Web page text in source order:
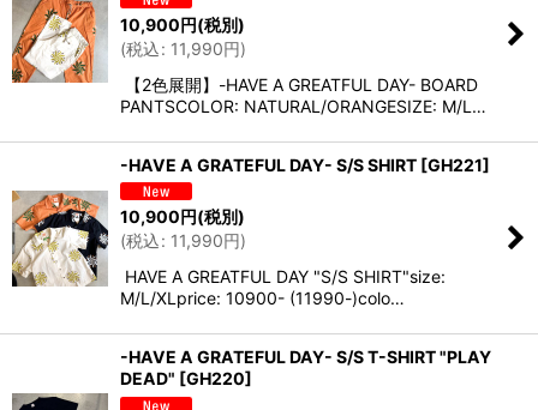
10,900円(税別)
(税込: 11,990円)
【2色展開】-HAVE A GREATFUL DAY- BOARD
PANTSCOLOR: NATURAL/ORANGESIZE: M/L…
-HAVE A GRATEFUL DAY- S/S SHIRT [GH221]
10,900 円(税別)
(税込: 11,990円)
HAVE A GREATFUL DAY "S/S SHIRT"size:
M/L/XLprice: 10900- (11990-)colo…
-HAVE A GRATEFUL DAY- S/S T-SHIRT "PLAY
DEAD" [GH220]